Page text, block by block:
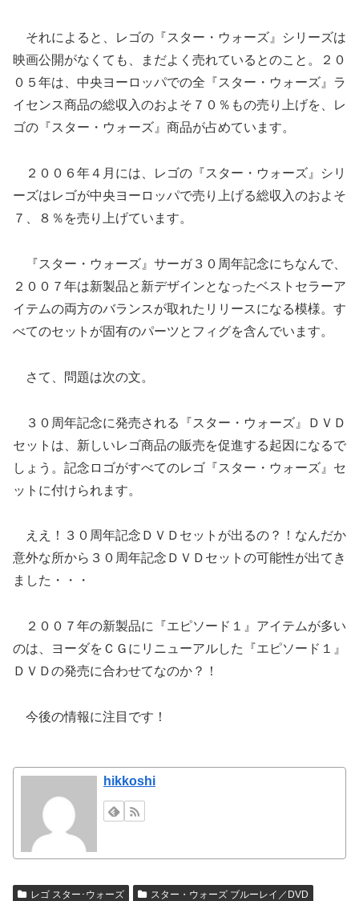
それによると、レゴの『スター・ウォーズ』シリーズは
映画公開がなくても、まだよく売れているとのこと。２０
０５年は、中央ヨーロッパでの全『スター・ウォーズ』ラ
イセンス商品の総収入のおよそ７０％もの売り上げを、レ
ゴの『スター・ウォーズ』商品が占めています。
２００６年４月には、レゴの『スター・ウォーズ』シリ
ーズはレゴが中央ヨーロッパで売り上げる総収入のおよそ
７、８％を売り上げています。
『スター・ウォーズ』サーガ３０周年記念にちなんで、
２００７年は新製品と新デザインとなったベストセラーア
イテムの両方のバランスが取れたリリースになる模様。す
べてのセットが固有のパーツとフィグを含んでいます。
さて、問題は次の文。
３０周年記念に発売される『スター・ウォーズ』ＤＶＤ
セットは、新しいレゴ商品の販売を促進する起因になるで
しょう。記念ロゴがすべてのレゴ『スター・ウォーズ』セ
ットに付けられます。
ええ！３０周年記念ＤＶＤセットが出るの？！なんだか
意外な所から３０周年記念ＤＶＤセットの可能性が出てき
ました・・・
２００７年の新製品に『エピソード１』アイテムが多い
のは、ヨーダをＣＧにリニューアルした『エピソード１』
ＤＶＤの発売に合わせてなのか？！
今後の情報に注目です！
hikkoshi
レゴ スター･ウォーズ スター・ウォーズ ブルーレイ／DVD